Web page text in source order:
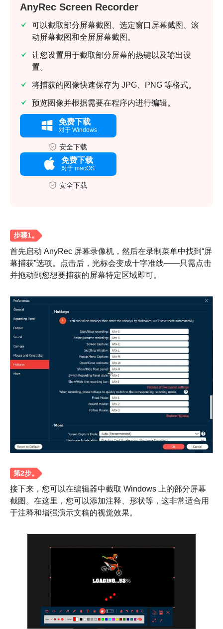
AnyRec Screen Recorder
可以截取部分屏幕截图、选定窗口屏幕截图、滚
动屏幕截图和全屏屏幕截图。
让您设置用于截取部分屏幕的热键以及输出设
置。
将捕获的图像快速保存为 JPG、PNG 等格式。
预览图像并根据需要在程序内进行编辑。
免费下载
对于 Windows
安全下载
免费下载
对于 macOS
安全下载
首先启动 AnyRec 屏幕录像机，然后在录制菜单中找到“屏
幕捕获”选项。点击后，光标会变成十字准线——只需点击
并拖动到您想要捕获的屏幕特定区域即可。
接下来，您可以在编辑器中截取 Windows 上的部分屏幕
截图。在这里，您可以添加注释、形状等，这非常适合用
于注释和增强演示文稿的视觉效果。